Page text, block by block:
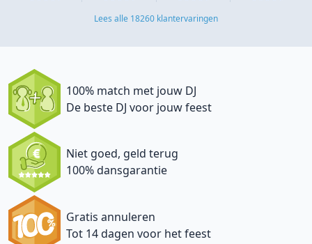
Lees alle 18260 klantervaringen
100% match met jouw DJ
De beste DJ voor jouw feest
Niet goed, geld terug
100% dansgarantie
Gratis annuleren
Tot 14 dagen voor het feest